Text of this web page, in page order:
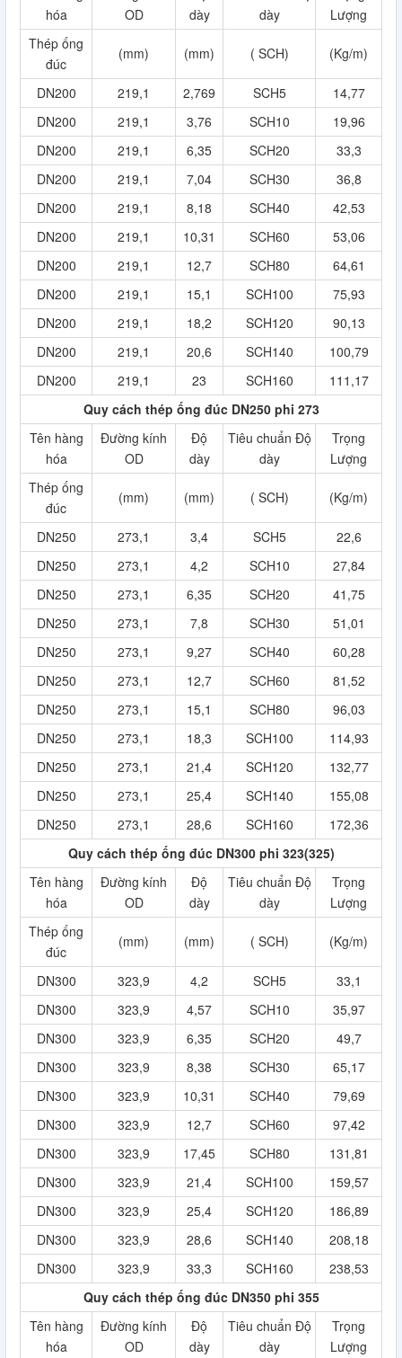
hóa
OD
dày
dày
Lượng
Thép ống
đúc
(mm) (mm) ( SCH) (Kg/m)
DN200 219,1 2,769 SCH5
14,77
DN200
219,1 3,76 SCH10
19,96
DN200
219,1 6,35 SCH20
33,3
DN200
219,1 7,04 SCH30
36,8
DN200
219,1 8,18 SCH40
42,53
DN200
219,1 10,31 SCH60
53,06
DN200
219,1 12,7 SCH80
64,61
DN200
219,1 15,1 SCH100
75,93
DN200
219,1 18,2 SCH120
90,13
DN200
219,1 20,6 SCH140
100,79
DN200
219,1 23 SCH160
111,17
Quy cách thép ống đúc DN250 phi 273
Tên hàng
hóa
Đường kính
OD
Độ
dày
Tiêu chuẩn Độ
dày
Trọng
Lượng
Thép ống
đúc
(mm) (mm) ( SCH) (Kg/m)
DN250 273,1 3,4 SCH5
22,6
DN250
273,1 4,2 SCH10
27,84
DN250
273,1 6,35 SCH20
41,75
DN250
273,1 7,8 SCH30
51,01
DN250
273,1 9,27 SCH40
60,28
DN250
273,1 12,7 SCH60
81,52
DN250
273,1 15,1 SCH80
96,03
DN250
273,1 18,3 SCH100
114,93
DN250
273,1 21,4 SCH120
132,77
DN250
273,1 25,4 SCH140
155,08
DN250
273,1 28,6 SCH160
172,36
Quy cách thép ống đúc DN300 phi 323(325)
Tên hàng
hóa
Đường kính
OD
Độ
dày
Tiêu chuẩn Độ
dày
Trọng
Lượng
Thép ống
đúc
(mm) (mm) ( SCH) (Kg/m)
DN300 323,9 4,2 SCH5
33,1
DN300
323,9 4,57 SCH10
35,97
DN300
323,9 6,35 SCH20
49,7
DN300
323,9 8,38 SCH30
65,17
DN300
323,9 10,31 SCH40
79,69
DN300
323,9 12,7 SCH60
97,42
DN300
323,9 17,45 SCH80
131,81
DN300
323,9 21,4 SCH100
159,57
DN300
323,9 25,4 SCH120
186,89
DN300
323,9 28,6 SCH140
208,18
DN300
323,9 33,3 SCH160
238,53
Quy cách thép ống đúc DN350 phi 355
Tên hàng
hóa
Đường kính
OD
Độ
dày
Tiêu chuẩn Độ
dày
Trọng
Lượng